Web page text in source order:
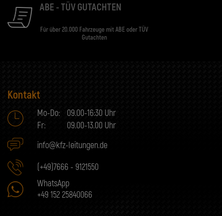
ABE - TÜV GUTACHTEN
Für über 20.000 Fahrzeuge mit ABE oder TÜV
Gutachten
Kontakt
Mo-Do:
09.00-16:30 Uhr
Fr:
09.00-13.00 Uhr
info@kfz-leitungen.de
(+49)7666 - 9121550
WhatsApp
+49 152 25840066